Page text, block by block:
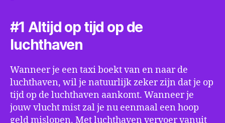
#1 Altijd op tijd op de
luchthaven
Wanneer je een taxi boekt van en naar de
luchthaven, wil je natuurlijk zeker zijn dat je op
tijd op de luchthaven aankomt. Wanneer je
jouw vlucht mist zal je nu eenmaal een hoop
geld mislopen. Met luchthaven vervoer vanuit